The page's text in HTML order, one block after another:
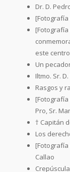
Dr. D.
este
Un
Iltmo. Sr.
Rasgos y
[Fotografía
Pro, Sr.
† Capitán
Los
Callao